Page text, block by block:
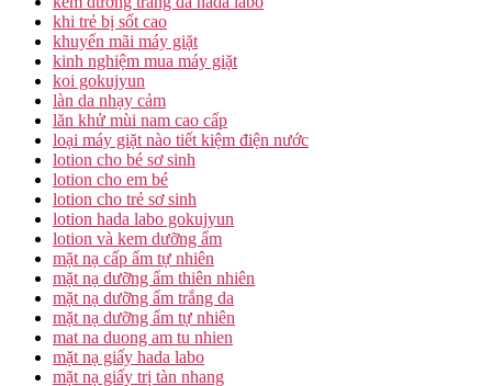
khi trẻ bị sốt cao
khuyến mãi máy giặt
kinh nghiệm mua máy giặt
koi gokujyun
làn da nhạy cảm
lăn khử mùi nam cao cấp
loại máy giặt nào tiết kiệm điện nước
lotion cho bé sơ sinh
lotion cho em bé
lotion cho trẻ sơ sinh
lotion hada labo gokujyun
lotion và kem dưỡng ẩm
mặt nạ cấp ẩm tự nhiên
mặt nạ dưỡng ẩm thiên nhiên
mặt nạ dưỡng ẩm trắng da
mặt nạ dưỡng ẩm tự nhiên
mat na duong am tu nhien
mặt nạ giấy hada labo
mặt nạ giấy trị tàn nhang